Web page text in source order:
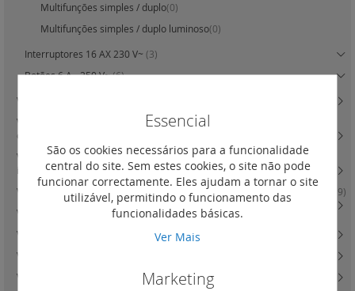
Multifunções simples / duplo(0)
Multifunções simples / duplo luminoso(0)
Interruptores 16 AX 230 V~ (3)
Botões 6 A - 250 V~(6)
Valena In'Matic - variadores
Valena In'Matic - detetores de movimento e indicador luminoso de
obstáculos
Valena In'Matic - lanterna de emergência - comandos de estores e
interruptor geral de cartão(4)
Valena In'Matic - termostatos e interruptor para comando de ventilação
(9)
Valena In'Matic - tomadas de televisão(13)
Valena In'Matic - tomadas de dados - fibra e telefone
Valena In'Matic - tomadas áudio / vídeo e USB
Valena In'Matic - tomadas de corrente(15)
Essencial
São os cookies necessários para a funcionalidade
central do site. Sem estes cookies, o site não pode
funcionar correctamente. Eles ajudam a tornar o site
utilizável, permitindo o funcionamento das
funcionalidades básicas.
Ver Mais
Marketing